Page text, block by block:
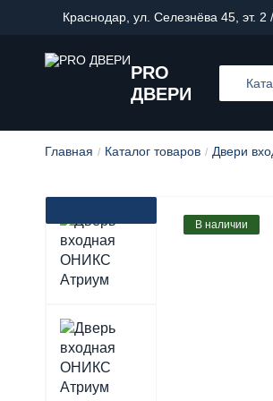
Краснодар, ул. Селезнёва 45, эт.
PRO
ДВЕРИ
Главная Каталог товаров Двери
В наличии